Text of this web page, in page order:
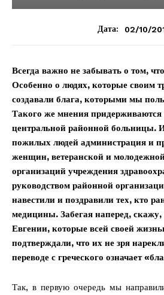
Дата: 02/10/
Всегда важно не забывать о том,
Особенно о людях, которые своим
создавали блага, которыми мы
Такого же мнения придерживаются
центральной районной больницы.
пожилых людей администрация и
женщин, ветеранской и
организаций учреждения
руководством районной
навестили и поздравили тех, кто
медицины. Забегая наперед, скажу,
Евгении, которые всей своей
подтверждали, что их не зря
переводе с греческого означает
Так, в первую очередь мы